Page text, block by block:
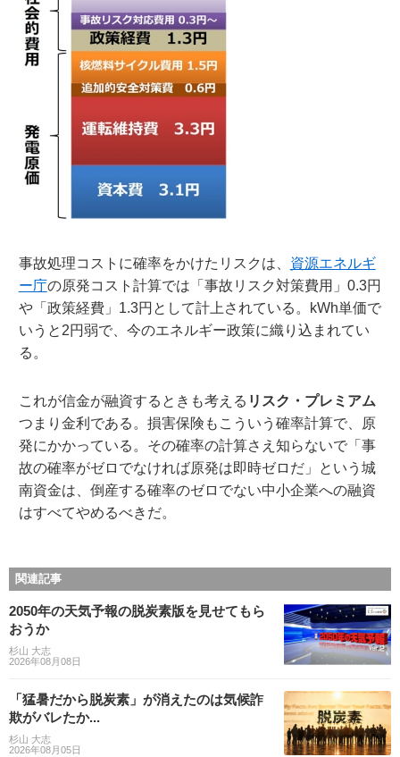
事故処理コストに確率をかけたリスクは、 資源エネルギ
ー庁の原発コスト計算では「事故リスク対策費用」0.3円
や「政策経費」1.3円として計上されている。kWh単価で
いうと2円弱で、今のエネルギー政策に織り込まれてい
る。
これが信金が融資するときも考える リスク・プレミアム
つまり金利である。損害保険もこういう確率計算で、原
発にかかっている。その確率の計算さえ知らないで「事
故の確率がゼロでなければ原発は即時ゼロだ」という城
南資金は、倒産する確率のゼロでない中小企業への融資
はすべてやめるべきだ。
関連記事
2050年の天気予報の脱炭素版を見せてもら
おうか
杉山 大志
2026年08月08日
「猛暑だから脱炭素」が消えたのは気候詐
欺がバレたか...
杉山 大志
2026年08月05日